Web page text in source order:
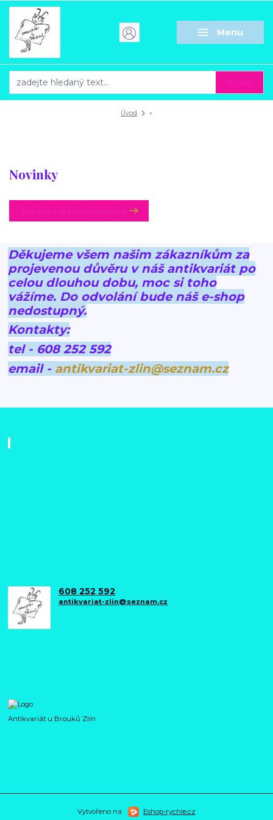
Menu
Úvod »
Novinky
Děkujeme všem našim zákazníkům za
projevenou důvěru v náš antikvariát po
celou dlouhou dobu, moc si toho
vážíme. Do odvolání bude náš e-shop
nedostupný.
Kontakty:
tel - 608 252 592
email - antikvariat-zlin@seznam.cz
608 252 592
antikvariat-zlin@seznam.cz
Antikvariát u Brouků Zlín
Vytvořeno na Eshop-rychle.cz